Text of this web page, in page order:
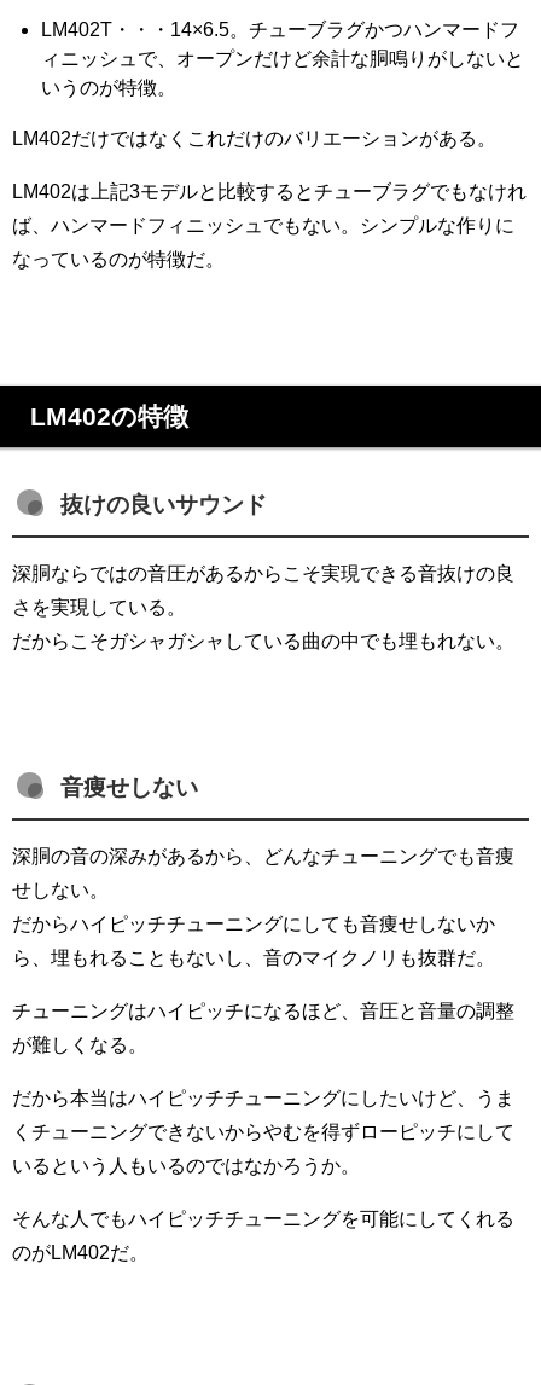
LM402T・・・14×6.5。チューブラグかつハンマードフ
ィニッシュで、オープンだけど余計な胴鳴りがしないと
いうのが特徴。
LM402だけではなくこれだけのバリエーションがある。
LM402は上記3モデルと比較するとチューブラグでもなけれ
ば、ハンマードフィニッシュでもない。シンプルな作りに
なっているのが特徴だ。
LM402の特徴
抜けの良いサウンド
深胴ならではの音圧があるからこそ実現できる音抜けの良
さを実現している。
だからこそガシャガシャしている曲の中でも埋もれない。
音痩せしない
深胴の音の深みがあるから、どんなチューニングでも音痩
せしない。
だからハイピッチチューニングにしても音痩せしないか
ら、埋もれることもないし、音のマイクノリも抜群だ。
チューニングはハイピッチになるほど、音圧と音量の調整
が難しくなる。
だから本当はハイピッチチューニングにしたいけど、うま
くチューニングできないからやむを得ずローピッチにして
いるという人もいるのではなかろうか。
そんな人でもハイピッチチューニングを可能にしてくれる
のがLM402だ。